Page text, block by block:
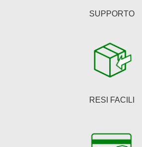
SUPPORTO
RESI FACILI